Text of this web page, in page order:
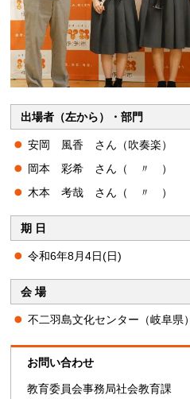
出場者（左から）・部門
安岡 風香 さん（吹奏楽）
岡本 彩希 さん（ 〃 ）
木本 考哉 さん（ 〃 ）
期 日
令和6年8月4日(日)
会 場
不二羽島文化センター（岐阜県）
お問い合わせ
教育委員会事務局社会教育課